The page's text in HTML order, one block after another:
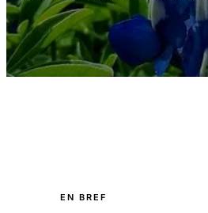
EN BREF